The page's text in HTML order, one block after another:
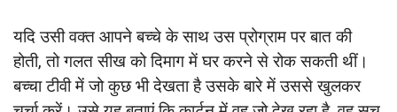
यदि उसी वक्त आपने बच्चे के साथ उस प्रोग्राम पर बात की
होती, तो गलत सीख को दिमाग में घर करने से रोक सकती थीं।
बच्चा टीवी में जो कुछ भी देखता है उसके बारे में उससे खुलकर